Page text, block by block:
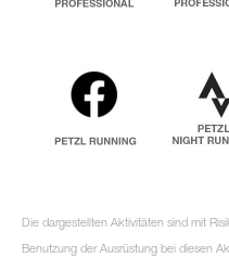
Die dargestellten Aktivitäten sind mit
Benutzung der Ausrüstung bei diesen